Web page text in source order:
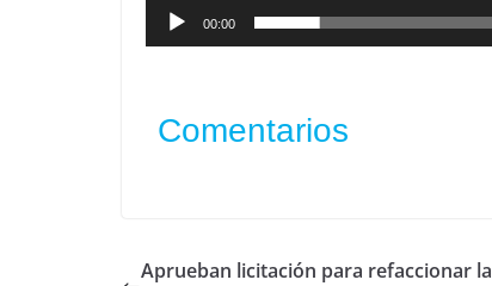
00:00
Comentarios
Aprueban licitación para refaccionar la